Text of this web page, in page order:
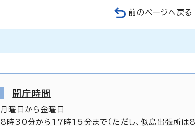
前のページへ戻る
開庁時間
月曜日から金曜日
8時30分から17時15分まで（ただし、似島出張所